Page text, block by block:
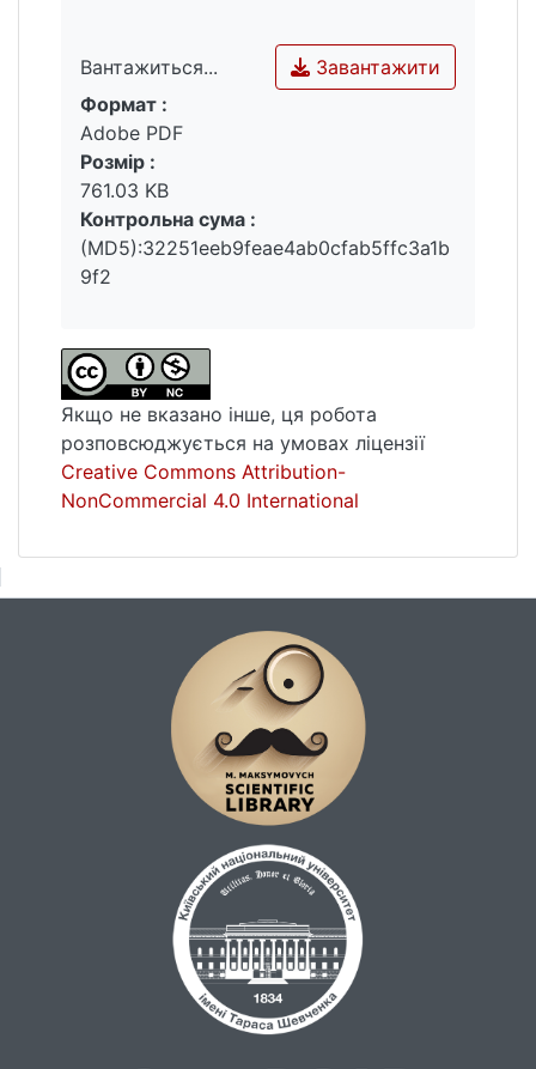
Вантажиться...
Вантажиться...
Завантажити
Формат :
Adobe PDF
Розмір :
761.03 KB
Контрольна сума :
(MD5):32251eeb9feae4ab0cfab5ffc3a1b
9f2
Якщо не вказано інше, ця робота
розповсюджується на умовах ліцензії
Creative Commons Attribution-
NonCommercial 4.0 International